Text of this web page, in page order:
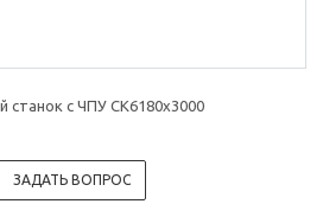
с ЧПУ CK6180х3000
ЗАДАТЬ ВОПРОС